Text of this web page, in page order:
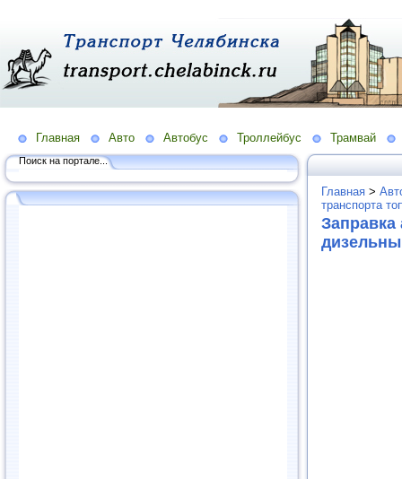
Главная Авто Автобус Троллейбус Трамвай
Поиск на портале...
Главная >
транспорта
Заправка